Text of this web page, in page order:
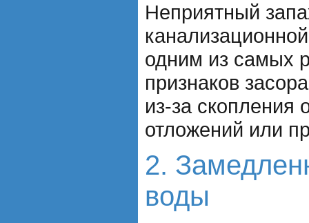
Неприятный
одним из самых
признаков
из-за скопления
отложений или
2.
воды